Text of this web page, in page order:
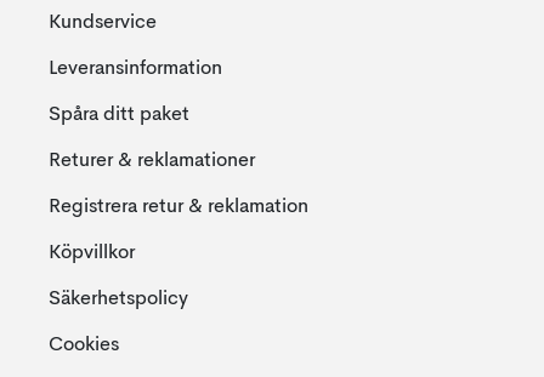
Kundservice
Leveransinformation
Spåra ditt paket
Returer & reklamationer
Registrera retur & reklamation
Köpvillkor
Säkerhetspolicy
Cookies